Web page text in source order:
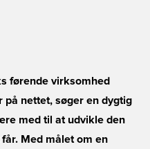
førende virksomhed
på nettet, søger en dygtig
med til at udvikle den
Med målet om en